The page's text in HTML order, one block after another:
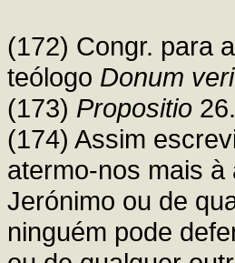
(172) Congr. para
teólogo Donum
(173) Propositio 26.
(174) Assim
atermo-nos mais à
Jerónimo ou de
ninguém pode